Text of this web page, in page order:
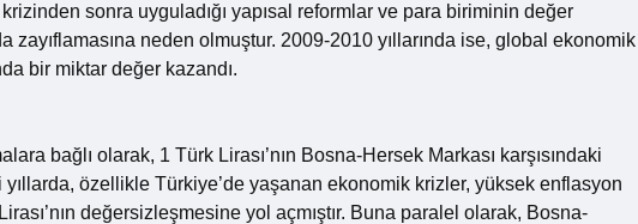
sonra uyguladığı yapısal reformlar ve para biriminin değer
zayıflamasına neden olmuştur. 2009-2010 yıllarında ise, global ekonomik
bir miktar değer kazandı.
bağlı olarak, 1 Türk Lirası’nın Bosna-Hersek Markası karşısındaki
özellikle Türkiye’de yaşanan ekonomik krizler, yüksek enflasyon
değersizleşmesine yol açmıştır. Buna paralel olarak, Bosna-